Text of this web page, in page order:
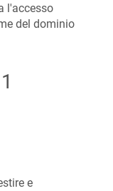
l'accesso
del dominio
e